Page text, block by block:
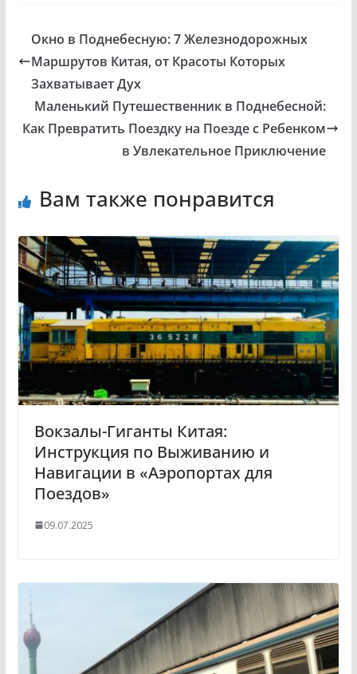
Окно в Поднебесную: 7 Железнодорожных
Маршрутов Китая, от Красоты Которых
Захватывает Дух
Маленький Путешественник в Поднебесной:
Как Превратить Поездку на Поезде с Ребенком
в Увлекательное Приключение
Вам также понравится
Вокзалы-Гиганты Китая:
Инструкция по Выживанию и
Навигации в «Аэропортах для
Поездов»
09.07.2025